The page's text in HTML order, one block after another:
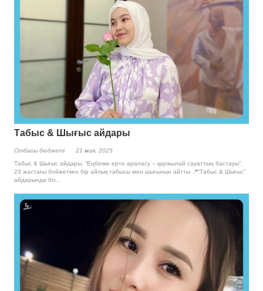
Табыс & Шығыс айдары
Отбасы бюджетi
21 мая, 2025
Табыс & Шығыс айдары: “Еңбекке ерте араласу – қаржылай сауаттың бастауы”.
23 жастағы бойжеткен бір айлық табысы мен шығынын айтты 📍“Табыс & Шығыс”
айдарында біз…